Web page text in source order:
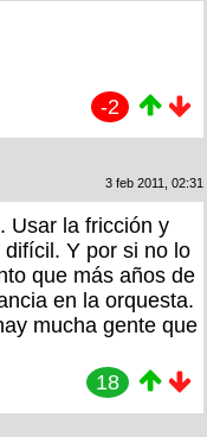
-2
3 feb 2011, 02:31
Usar la fricción y
Y por si no lo
que más años de
en la orquesta.
mucha gente que
18